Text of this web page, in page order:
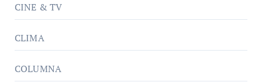
CINE & TV
CLIMA
COLUMNA